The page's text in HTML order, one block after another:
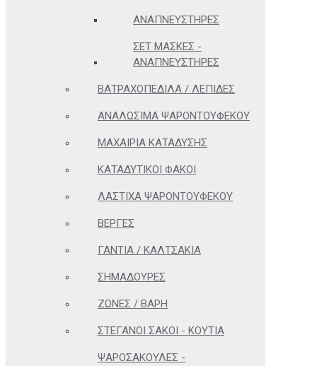
ΑΝΑΠΝΕΥΣΤΉΡΕΣ
ΣΕΤ ΜΆΣΚΕΣ -
ΑΝΑΠΝΕΥΣΤΉΡΕΣ
ΒΑΤΡΑΧΟΠΈΔΙΛΑ / ΛΕΠΊΔΕΣ
ΑΝΑΛΏΣΙΜΑ ΨΑΡΟΝΤΟΎΦΕΚΟΥ
ΜΑΧΑΊΡΙΑ ΚΑΤΆΔΥΣΗΣ
ΚΑΤΑΔΥΤΙΚΟΊ ΦΑΚΟΊ
ΛΆΣΤΙΧΑ ΨΑΡΟΝΤΟΎΦΕΚΟΥ
ΒΈΡΓΕΣ
ΓΆΝΤΙΑ / ΚΑΛΤΣΆΚΙΑ
ΣΗΜΑΔΟΎΡΕΣ
ΖΏΝΕΣ / ΒΆΡΗ
ΣΤΕΓΑΝΟΊ ΣΆΚΟΙ - ΚΟΥΤΙΆ
ΨΑΡΟΣΑΚΟΎΛΕΣ -